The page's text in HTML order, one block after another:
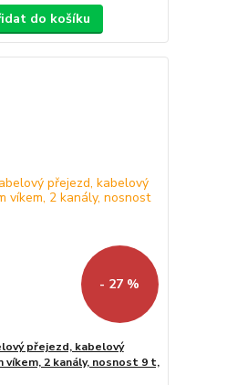
do košíku
- 27 %
přejezd, kabelový
2 kanály, nosnost 9 t,